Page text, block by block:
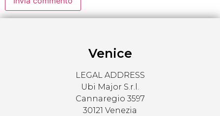
Venice
LEGAL ADDRESS
Ubi Major S.r.l.
Cannaregio 3597
30121 Venezia